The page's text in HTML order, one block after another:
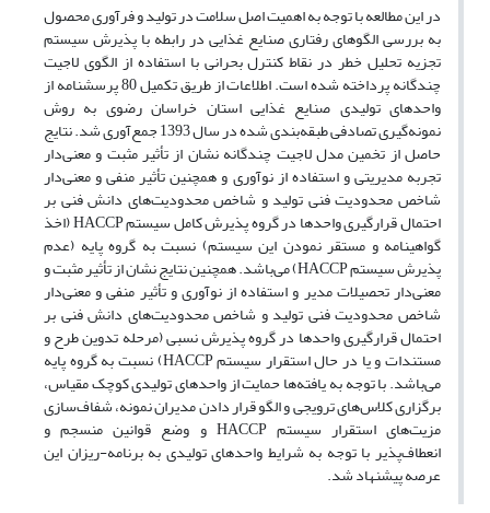
در این مطالعه با توجه به اهمیت اصل سلامت در تولید و فرآوری محصول
به بررسی الگوهای رفتاری صنایع غذایی در رابطه با پذیرش سیستم
تجزیه تحلیل خطر در نقاط کنترل بحرانی با استفاده از الگوی لاجیت
چندگانه پرداخته شده است. اطلاعات از طریق تکمیل 80 پرسشنامه از
واحدهای تولیدی صنایع غذایی استان خراسان رضوی به روش
نمونه‌گیری تصادفی طبقه‌بندی شده در سال 1393 جمع‌آوری شد. نتایج
حاصل از تخمین مدل لاجیت چندگانه نشان از تأثیر مثبت و معنی‌دار
تجربه مدیریتی و استفاده از نوآوری و همچنین تأثیر منفی و معنی‌دار
شاخص محدودیت فنی تولید و شاخص محدودیت‌های دانش فنی بر
احتمال قرارگیری واحدها در گروه پذیرش کامل سیستم HACCP (اخذ
گواهینامه و مستقر نمودن این سیستم) نسبت به گروه پایه (عدم
پذیرش سیستم HACCP) می‌باشد. همچنین نتایج نشان از تأثیر مثبت و
معنی‌دار تحصیلات مدیر و استفاده از نوآوری و تأثیر منفی و معنی‌دار
شاخص محدودیت فنی تولید و شاخص محدودیت‌های دانش فنی بر
احتمال قرارگیری واحدها در گروه پذیرش نسبی (مرحله تدوین طرح و
مستندات و یا در حال استقرار سیستم HACCP) نسبت به گروه پایه
می‌باشد. با توجه به یافته‌ها حمایت از واحدهای تولیدی کوچک مقیاس،
برگزاری کلاس‌های ترویجی و الگو قرار دادن مدیران نمونه، شفاف‌سازی
مزیت‌های استقرار سیستم HACCP و وضع قوانین منسجم و
انعطاف‌پذیر با توجه به شرایط واحدهای تولیدی به برنامه-ریزان این
عرصه پیشنهاد شد.